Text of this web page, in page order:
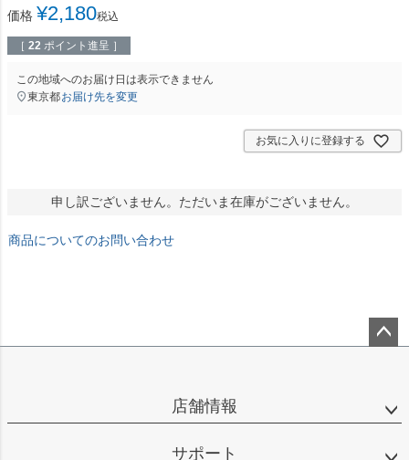
価格 ¥2,180税込
［ 22 ポイント進呈 ］
この地域へのお届け日は表示できません
東京都お届け先を変更
お気に入りに登録する
申し訳ございません。ただいま在庫がございません。
商品についてのお問い合わせ
店舗情報
サポート